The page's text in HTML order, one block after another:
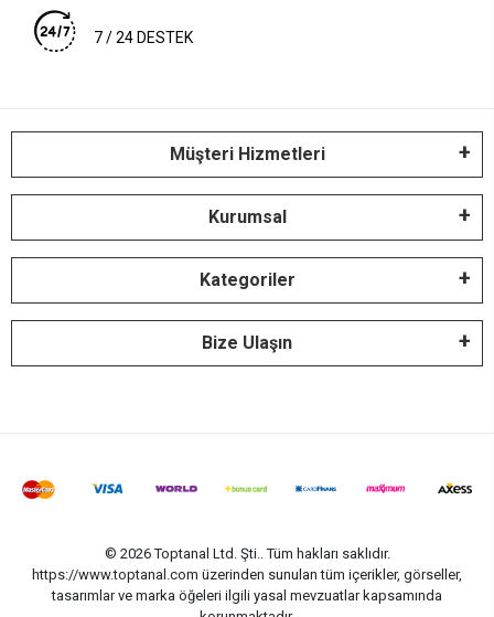
7 / 24 DESTEK
Müşteri Hizmetleri
Kurumsal
Kategoriler
Bize Ulaşın
© 2026 Toptanal Ltd. Şti.. Tüm hakları saklıdır.
https://www.toptanal.com üzerinden sunulan tüm içerikler, görseller,
tasarımlar ve marka öğeleri ilgili yasal mevzuatlar kapsamında